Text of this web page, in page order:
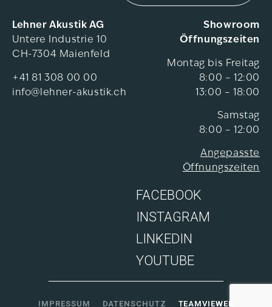
Lehner Akustik AG
Untere Industrie 10
CH-7304 Maienfeld
+41 81 308 00 00
info@lehner-akustik.ch
Showroom
Öffnungszeiten
Montag bis Freitag
8:00 – 12:00
13:00 – 18:00
Samstag
8:00 – 12:00
Angepasste
Öffnungszeiten
FACEBOOK
INSTAGRAM
LINKEDIN
YOUTUBE
IMPRESSUM DATENSCHUTZ TEAMVIEWER